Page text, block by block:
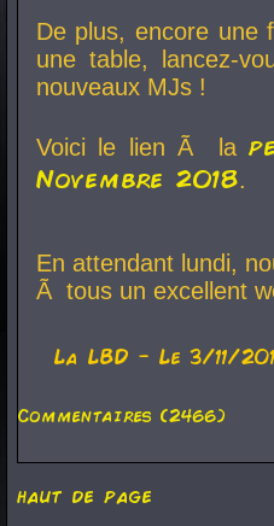
De plus, encore une
une table, lancez-
nouveaux MJs !
Voici le lien Ã la
Novembre 2018.
En attendant lundi,
Ã tous un excellent
La LBD - Le 3/11/
Commentaires (2466)
haut de page